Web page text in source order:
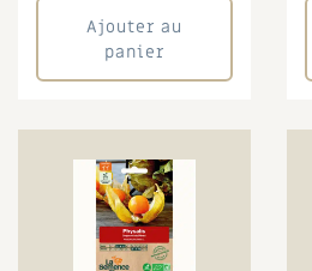
Conseils vidéo des
Tous au jardin ! avec Pascal
La vie secrète du jardin
Ajouter au
panier